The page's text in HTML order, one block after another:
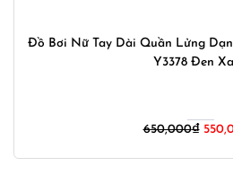
Đồ Bơi Nữ Tay Dài Quần Lửng
Y3378 Đen
650,000₫ Giá